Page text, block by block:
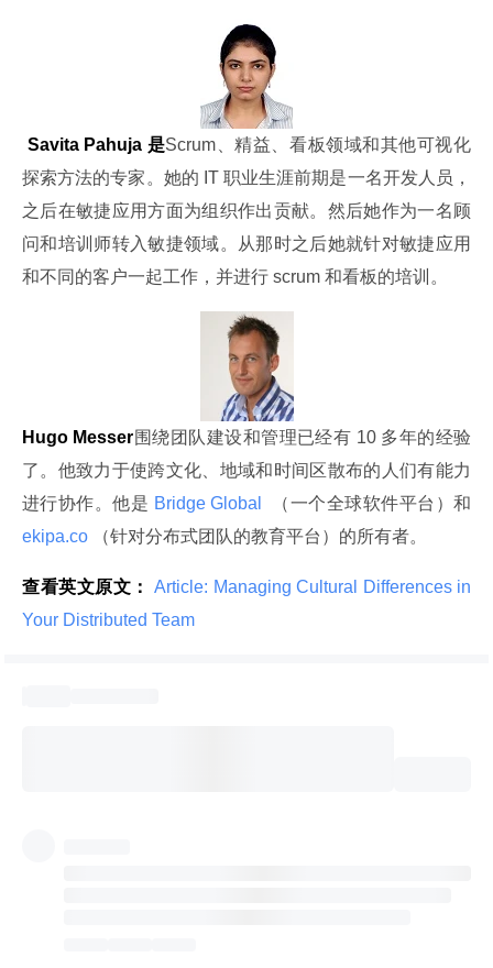
Savita Pahuja 是Scrum、精益、看板领域和其他可视化
探索方法的专家。她的 IT 职业生涯前期是一名开发人员，
之后在敏捷应用方面为组织作出贡献。然后她作为一名顾
问和培训师转入敏捷领域。从那时之后她就针对敏捷应用
和不同的客户一起工作，并进行 scrum 和看板的培训。
Hugo Messer围绕团队建设和管理已经有 10 多年的经验
了。他致力于使跨文化、地域和时间区散布的人们有能力
进行协作。他是 Bridge Global
ekipa.co
（针对分布式团队的教育平台）的所有者。
查看英文原文：
Article: Managing Cultural Differences in
Your Distributed Team